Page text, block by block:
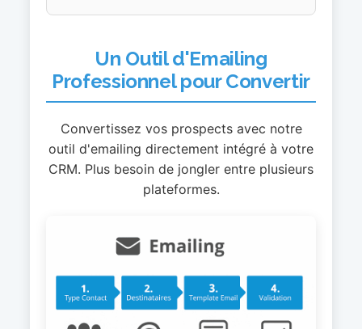
Un Outil d'Emailing
Professionnel pour Convertir
Convertissez vos prospects avec notre
outil d'emailing directement intégré à votre
CRM. Plus besoin de jongler entre plusieurs
plateformes.